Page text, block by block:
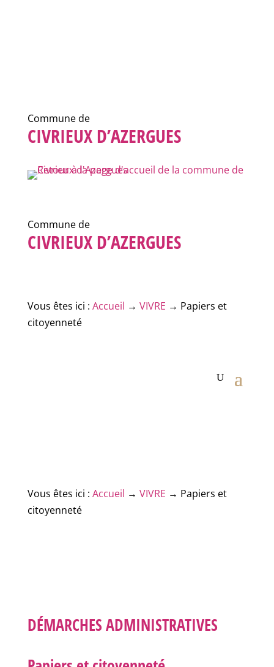
Commune de
CIVRIEUX D’AZERGUES
Commune de
CIVRIEUX D’AZERGUES
Vous êtes ici : Accueil → VIVRE → Papiers et
citoyenneté
Vous êtes ici : Accueil → VIVRE → Papiers et
citoyenneté
DÉMARCHES ADMINISTRATIVES